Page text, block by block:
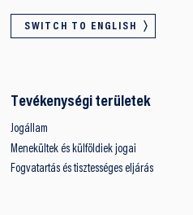
SWITCH TO ENGLISH
Tevékenységi területek
Jogállam
Menekültek és külföldiek jogai
Fogvatartás és tisztességes eljárás